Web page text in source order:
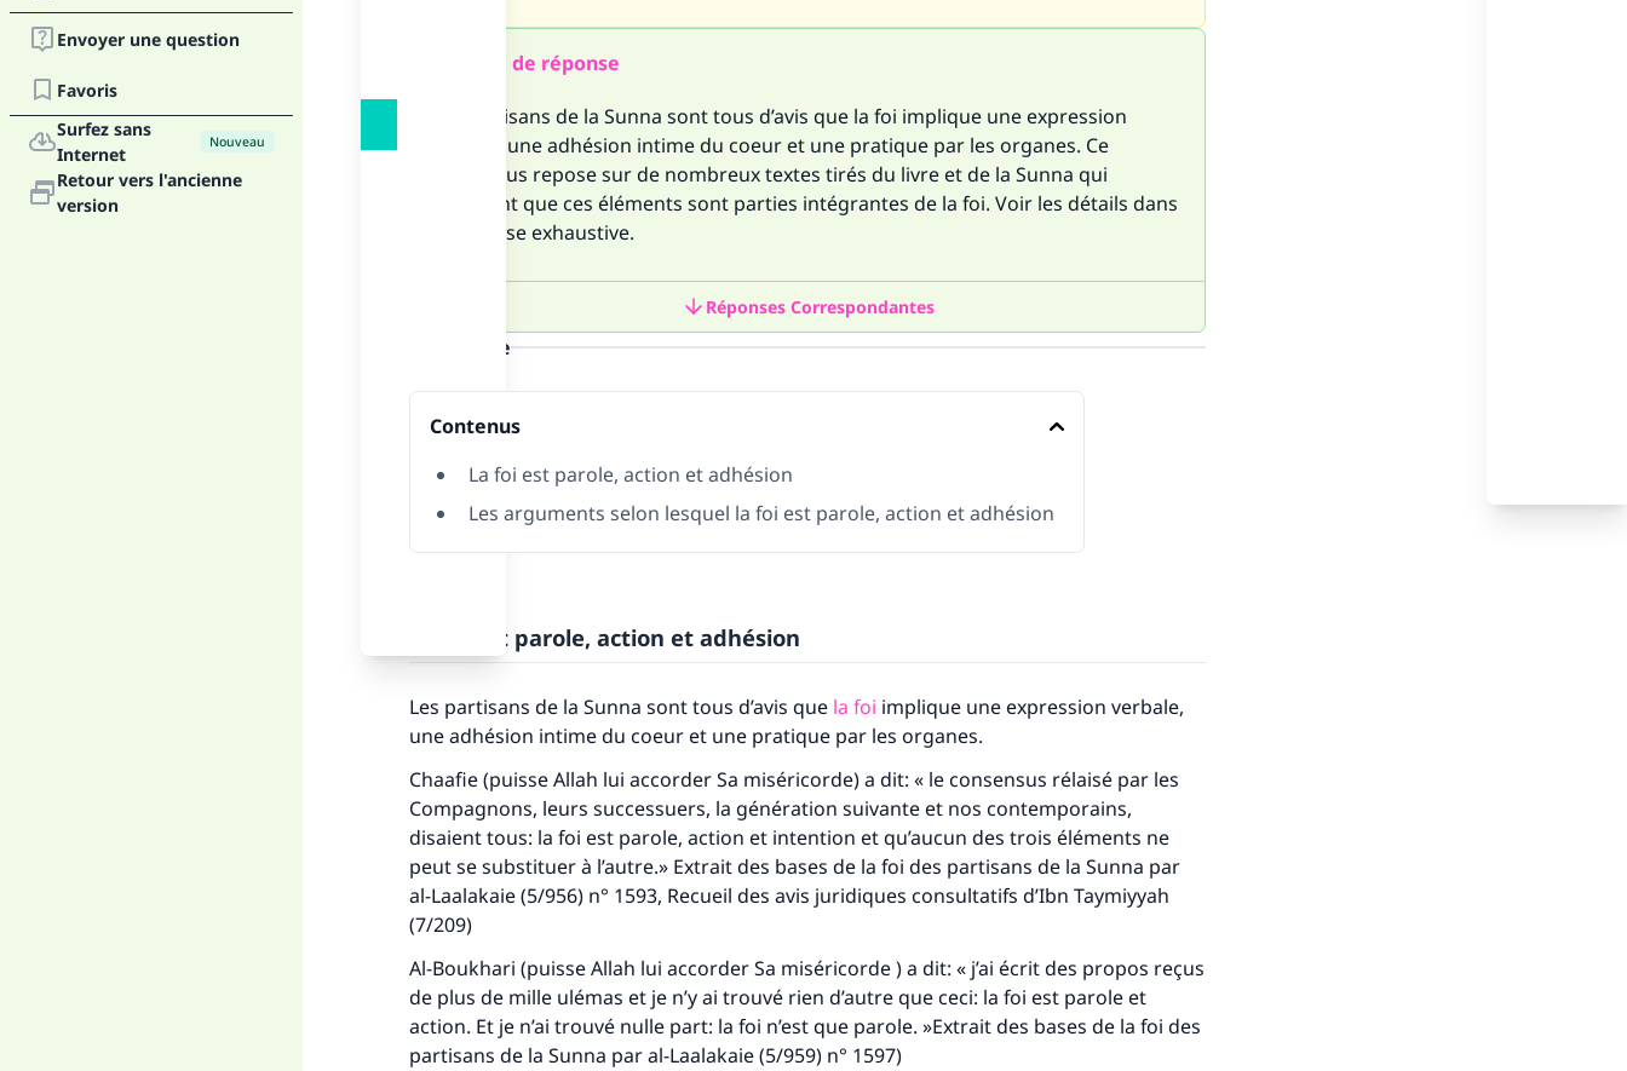
Envoyer une question
Favoris
Surfez sans
Internet
Nouveau
Retour vers l'ancienne
version
Résumé de réponse
Les partisans de la Sunna sont tous d’avis que la foi implique une expression
verbale, une adhésion intime du coeur et une pratique par les organes. Ce
consensus repose sur de nombreux textes tirés du livre et de la Sunna qui
indiquent que ces éléments sont parties intégrantes de la foi. Voir les détails dans
la réponse exhaustive.
Réponses Correspondantes
la réponse
Contenus
La foi est parole, action et adhésion
Les arguments selon lesquel la foi est parole, action et adhésion
La foi est parole, action et adhésion
Les partisans de la Sunna sont tous d’avis que la foi implique une expression verbale,
une adhésion intime du coeur et une pratique par les organes.
Chaafie (puisse Allah lui accorder Sa miséricorde) a dit: « le consensus rélaisé par les
Compagnons, leurs successuers, la génération suivante et nos contemporains,
disaient tous: la foi est parole, action et intention et qu’aucun des trois éléments ne
peut se substituer à l’autre.» Extrait des bases de la foi des partisans de la Sunna par
al-Laalakaie (5/956) n° 1593, Recueil des avis juridiques consultatifs d’Ibn Taymiyyah
(7/209)
Al-Boukhari (puisse Allah lui accorder Sa miséricorde ) a dit: « j’ai écrit des propos reçus
de plus de mille ulémas et je n’y ai trouvé rien d’autre que ceci: la foi est parole et
action. Et je n’ai trouvé nulle part: la foi n’est que parole. »Extrait des bases de la foi des
partisans de la Sunna par al-Laalakaie (5/959) n° 1597)